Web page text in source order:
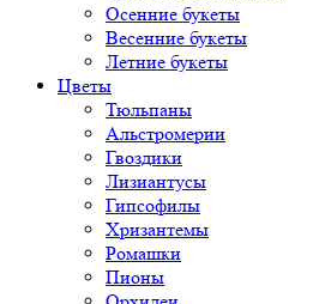
Осенние букеты
Весенние букеты
Летние букеты
Цветы
Тюльпаны
Альстромерии
Гвоздики
Лизиантусы
Гипсофилы
Хризантемы
Ромашки
Пионы